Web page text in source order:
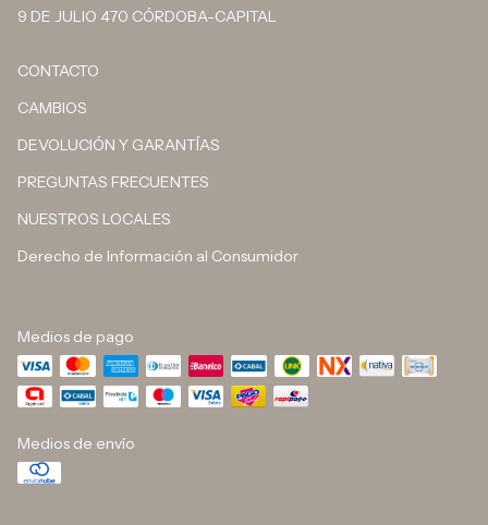
9 DE JULIO 470 CÓRDOBA-CAPITAL
CONTACTO
CAMBIOS
DEVOLUCIÓN Y GARANTÍAS
PREGUNTAS FRECUENTES
NUESTROS LOCALES
Derecho de Información al Consumidor
Medios de pago
Medios de envío